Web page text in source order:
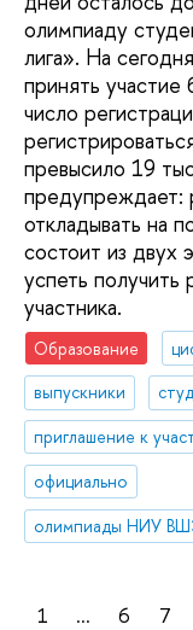
олимпиаду
лига». На
принять
число
превысило 19
предупреждает:
откладывать на
состоит из двух
успеть
участника.
Образование
выпускники
приглашение к
официально
олимпиады НИУ
1 ... 6 7